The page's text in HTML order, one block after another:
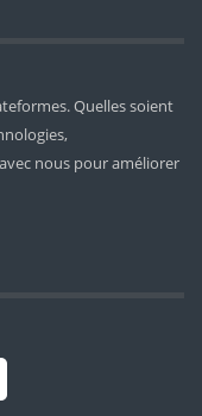
Quelles soient
nous pour améliorer